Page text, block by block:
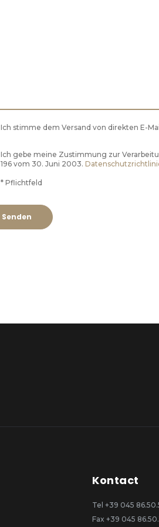
Ich stimme dem Versand von direkten E-
Ich gebe meine Zustimmung zur
196 vom 30. Juni 2003.
* Pflichtfeld
Kontact
Tel +39 045
Fax +39 045